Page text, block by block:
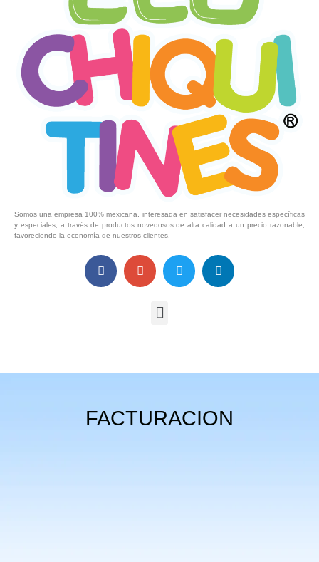
Somos una empresa 100% mexicana, interesada en satisfacer necesidades específicas
y especiales, a través de productos novedosos de alta calidad a un precio razonable,
favoreciendo la economía de nuestros clientes.
FACTURACION